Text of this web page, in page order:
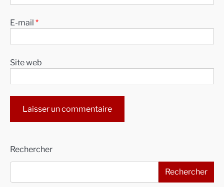
E-mail *
Site web
Rechercher
Rechercher